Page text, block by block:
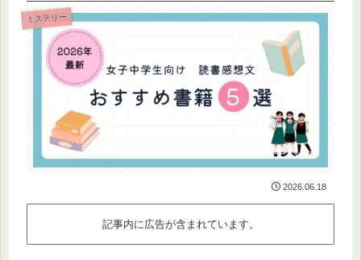
ミステリー
2026.06.18
記事内に広告が含まれています。